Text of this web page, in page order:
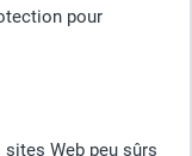
pour
Web peu sûrs